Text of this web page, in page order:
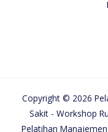
Copyright © 2026
Sakit - Workshop
Pelatihan